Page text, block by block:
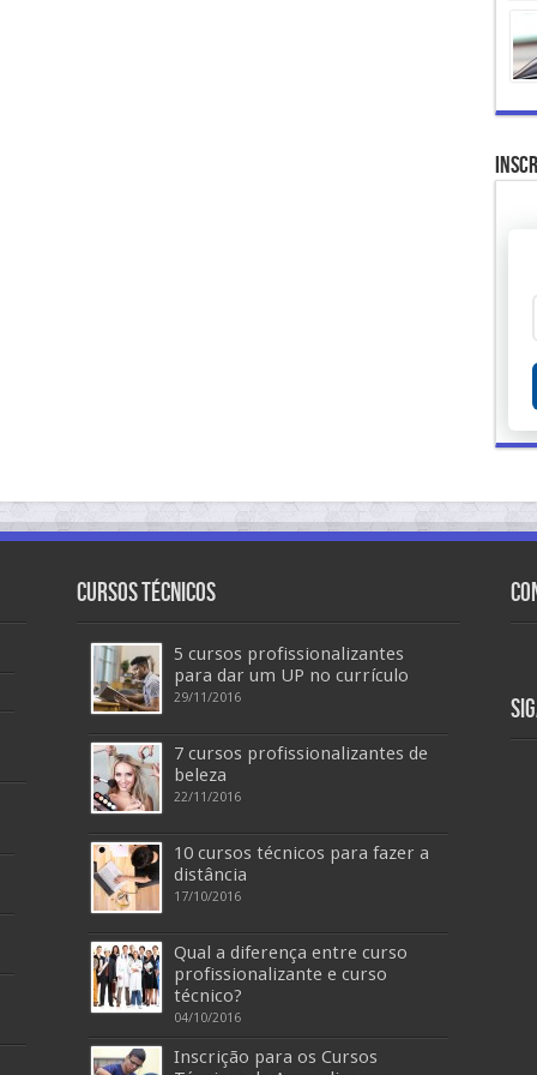
Cursos Técnicos
5 cursos profissionalizantes
para dar um UP no currículo
29/11/2016
7 cursos profissionalizantes de
beleza
22/11/2016
10 cursos técnicos para fazer a
distância
17/10/2016
Qual a diferença entre curso
profissionalizante e curso
técnico?
04/10/2016
Inscrição para os Cursos